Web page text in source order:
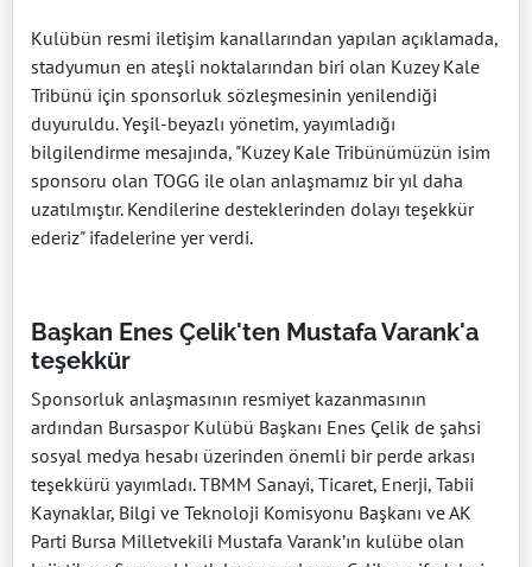
Kulübün resmi iletişim kanallarından yapılan açıklamada,
stadyumun en ateşli noktalarından biri olan Kuzey Kale
Tribünü için sponsorluk sözleşmesinin yenilendiği
duyuruldu. Yeşil-beyazlı yönetim, yayımladığı
bilgilendirme mesajında, "Kuzey Kale Tribünümüzün isim
sponsoru olan TOGG ile olan anlaşmamız bir yıl daha
uzatılmıştır. Kendilerine desteklerinden dolayı teşekkür
ederiz" ifadelerine yer verdi.
Başkan Enes Çelik'ten Mustafa Varank'a
teşekkür
Sponsorluk anlaşmasının resmiyet kazanmasının
ardından Bursaspor Kulübü Başkanı Enes Çelik de şahsi
sosyal medya hesabı üzerinden önemli bir perde arkası
teşekkürü yayımladı. TBMM Sanayi, Ticaret, Enerji, Tabii
Kaynaklar, Bilgi ve Teknoloji Komisyonu Başkanı ve AK
Parti Bursa Milletvekili Mustafa Varank’ın kulübe olan